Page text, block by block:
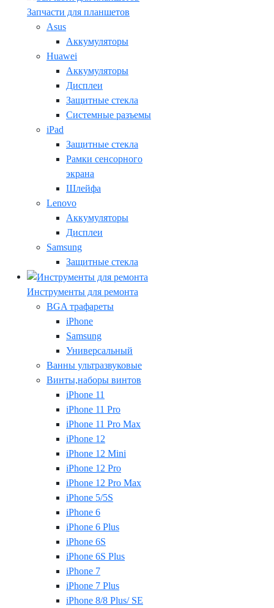
Запчасти для планшетов
Asus
Аккумуляторы
Huawei
Аккумуляторы
Дисплеи
Защитные стекла
Системные разъемы
iPad
Защитные стекла
Рамки сенсорного
экрана
Шлейфа
Lenovo
Аккумуляторы
Дисплеи
Samsung
Защитные стекла
Инструменты для ремонта
BGA трафареты
iPhone
Samsung
Универсальный
Ванны ультразвуковые
Винты,наборы винтов
iPhone 11
iPhone 11 Pro
iPhone 11 Pro Max
iPhone 12
iPhone 12 Mini
iPhone 12 Pro
iPhone 12 Pro Max
iPhone 5/5S
iPhone 6
iPhone 6 Plus
iPhone 6S
iPhone 6S Plus
iPhone 7
iPhone 7 Plus
iPhone 8/8 Plus/ SE